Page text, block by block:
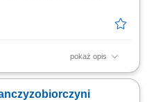
pokaż opis
gospodarczej w
i zamówień.